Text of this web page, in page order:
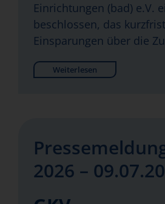
Einrichtungen (bad) e.V.
beschlossen, das
Einsparungen über die
Weiterlesen
2026 –